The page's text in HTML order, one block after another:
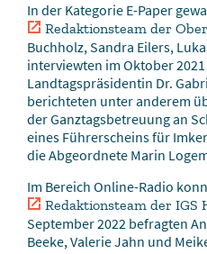
In der Kategorie E-Paper
Redaktionsteam der
Buchholz, Sandra Eilers,
interviewten im Oktober
Landtagspräsidentin Dr.
berichteten unter anderem
der Ganztagsbetreuung an
eines Führerscheins für
die Abgeordnete Marin
Im Bereich Online-Radio
Redaktionsteam der IGS
September 2022 befragten
Beeke, Valerie Jahn und